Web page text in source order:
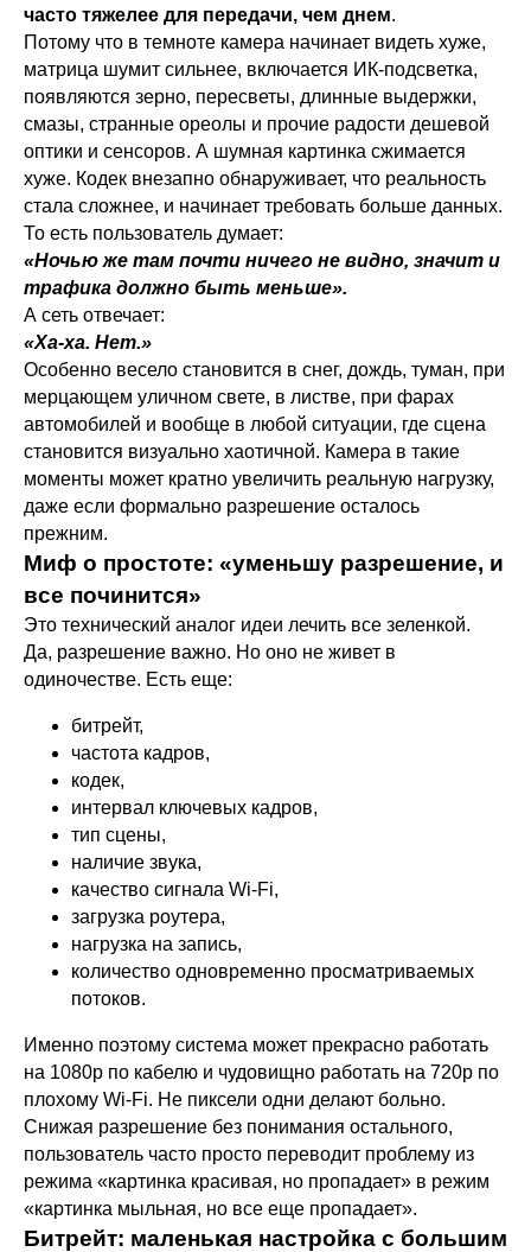
часто тяжелее для передачи, чем днем.
Потому что в темноте камера начинает видеть хуже,
матрица шумит сильнее, включается ИК-подсветка,
появляются зерно, пересветы, длинные выдержки,
смазы, странные ореолы и прочие радости дешевой
оптики и сенсоров. А шумная картинка сжимается
хуже. Кодек внезапно обнаруживает, что реальность
стала сложнее, и начинает требовать больше данных.
То есть пользователь думает:
«Ночью же там почти ничего не видно, значит и
трафика должно быть меньше».
А сеть отвечает:
«Ха-ха. Нет.»
Особенно весело становится в снег, дождь, туман, при
мерцающем уличном свете, в листве, при фарах
автомобилей и вообще в любой ситуации, где сцена
становится визуально хаотичной. Камера в такие
моменты может кратно увеличить реальную нагрузку,
даже если формально разрешение осталось
прежним.
Миф о простоте: «уменьшу разрешение, и
все починится»
Это технический аналог идеи лечить все зеленкой.
Да, разрешение важно. Но оно не живет в
одиночестве. Есть еще:
битрейт,
частота кадров,
кодек,
интервал ключевых кадров,
тип сцены,
наличие звука,
качество сигнала Wi-Fi,
загрузка роутера,
нагрузка на запись,
количество одновременно просматриваемых
потоков.
Именно поэтому система может прекрасно работать
на 1080p по кабелю и чудовищно работать на 720p по
плохому Wi-Fi. Не пиксели одни делают больно.
Снижая разрешение без понимания остального,
пользователь часто просто переводит проблему из
режима «картинка красивая, но пропадает» в режим
«картинка мыльная, но все еще пропадает».
Битрейт: маленькая настройка с большим